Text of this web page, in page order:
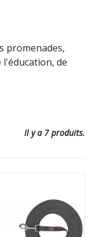
promenades,
l'éducation, de
Il y a 7 produits.